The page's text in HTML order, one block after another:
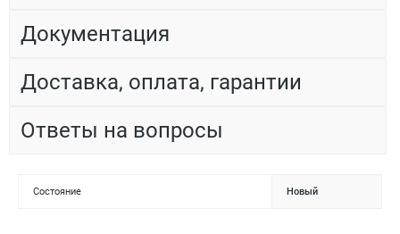
Документация
Доставка, оплата, гарантии
Ответы на вопросы
Состояние Новый